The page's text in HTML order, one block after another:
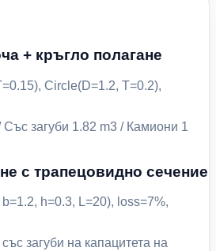
+ кръгло полагане
Circle(D=1.2, T=0.2),
Със загуби 1.82 m3 / Камиони 1
с трапецовидно сечение
h=0.3, L=20), loss=7%,
загуби на капацитета на